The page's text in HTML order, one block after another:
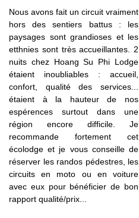
Nous avons fait un circuit vraiment
hors des sentiers battus : les
paysages sont grandioses et les
etthnies sont très accueillantes. 2
nuits chez Hoang Su Phi Lodge
étaient inoubliables : accueil,
confort, qualité des services...
étaient à la hauteur de nos
espérences surtout dans une
région encore difficile. Je
recommande fortement cet
écolodge et je vous conseille de
réserver les randos pédestres, les
circuits en moto ou en voiture
avec eux pour bénéficier de bon
rapport qualité/prix...